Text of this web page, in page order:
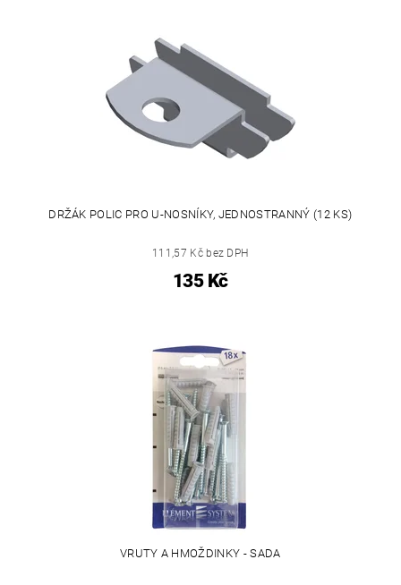
DRŽÁK POLIC PRO U-NOSNÍKY, JEDNOSTRANNÝ (12 KS)
111,57 Kč bez DPH
135 Kč
VRUTY A HMOŽDINKY - SADA